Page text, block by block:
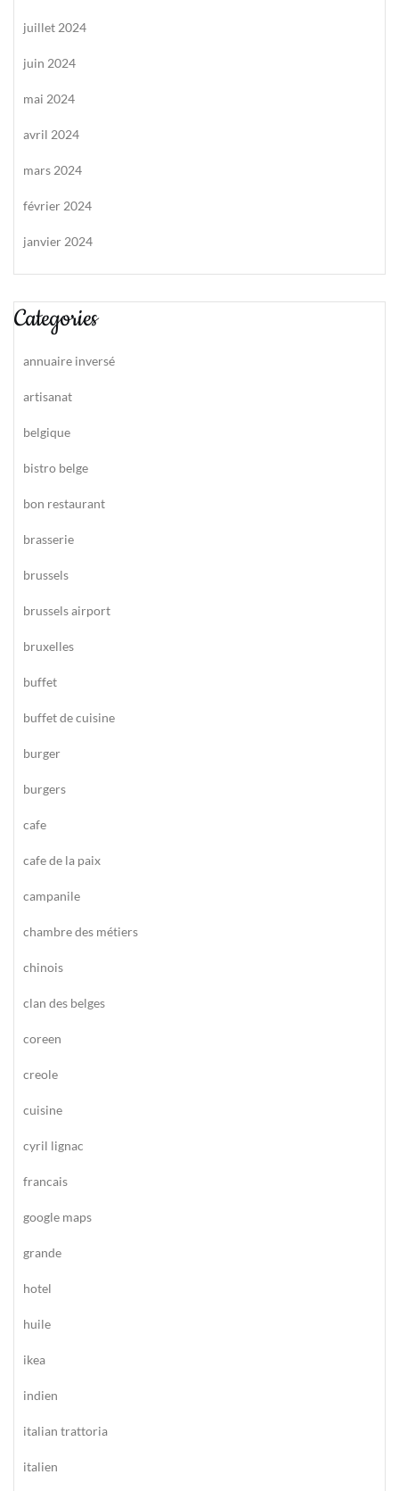
juillet 2024
juin 2024
mai 2024
avril 2024
mars 2024
février 2024
janvier 2024
Categories
annuaire inversé
artisanat
belgique
bistro belge
bon restaurant
brasserie
brussels
brussels airport
bruxelles
buffet
buffet de cuisine
burger
burgers
cafe
cafe de la paix
campanile
chambre des métiers
chinois
clan des belges
coreen
creole
cuisine
cyril lignac
francais
google maps
grande
hotel
huile
ikea
indien
italian trattoria
italien